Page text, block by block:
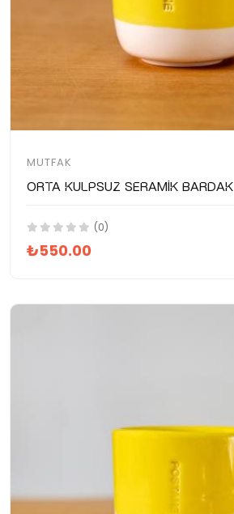
MUTFAK
Orta Kulpsuz Seramik Bardak
(0)
₺550.00